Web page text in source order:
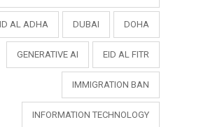
DOHA
DUBAI
AL ADHA
EID AL FITR
GENERATIVE AI
IMMIGRATION BAN
INFORMATION TECHNOLOGY